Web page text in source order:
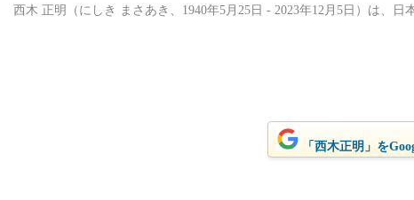
西木 正明（にしき まさあき、1940年5月25日 - 2023年12月5日）は、日
「西木正明」を